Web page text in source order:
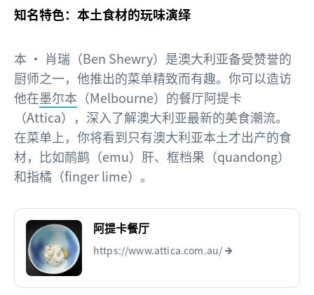
知名特色：本土食材的玩味演绎
本 · 肖瑞（Ben Shewry）是澳大利亚备受赞誉的
厨师之一，他推出的菜单精致而有趣。你可以造访
他在墨尔本 （Melbourne）的餐厅阿提卡
（Attica），深入了解澳大利亚最新的美食潮流。
在菜单上，你将看到只有澳大利亚本土才出产的食
材，比如鸸鹋（emu）肝、框档果（quandong）
和指橘（finger lime）。
阿提卡餐厅
https://www.attica.com.au/